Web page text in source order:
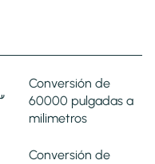
Conversión de
60000 pulgadas a
milimetros
Conversión de